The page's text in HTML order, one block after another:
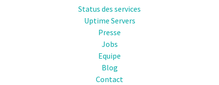
Status des services
Uptime Servers
Presse
Jobs
Equipe
Blog
Contact